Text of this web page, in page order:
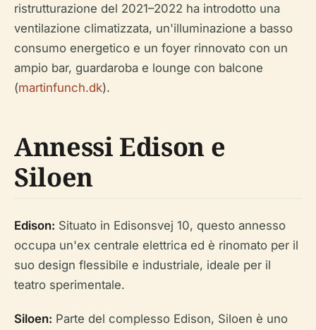
ristrutturazione del 2021–2022 ha introdotto una
ventilazione climatizzata, un'illuminazione a basso
consumo energetico e un foyer rinnovato con un
ampio bar, guardaroba e lounge con balcone
(martinfunch.dk).
Annessi Edison e
Siloen
Edison: Situato in Edisonsvej 10, questo annesso
occupa un'ex centrale elettrica ed è rinomato per il
suo design flessibile e industriale, ideale per il
teatro sperimentale.
Siloen: Parte del complesso Edison, Siloen è uno